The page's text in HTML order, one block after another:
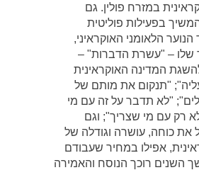
במזרח פולין. גם
בפעילות פוליטית
הלאומני האוקראיני,
שלו – "עשרת הדברות" –
המדינה האוקראינית
"תנקום את מותם של
"לא תדבר על זה עם מי
רק עם מי שצריך"; וגם
את כוחה, עושרה וגודלה של
אפילו במחיר שעבודם
השנים רוכך הנוסח והאמירה